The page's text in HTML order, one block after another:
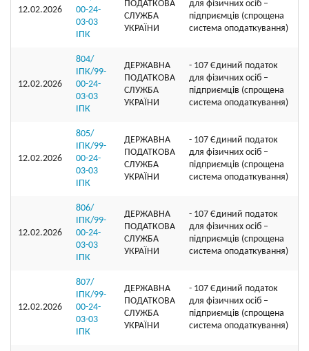
12.02.2026
00-24-
03-03
ІПК
ПОДАТКОВА
СЛУЖБА
УКРАЇНИ
для фізичних осіб –
підприємців (спрощена
система оподаткування)
12.02.2026
804/
ІПК/99-
00-24-
03-03
ІПК
ДЕРЖАВНА
ПОДАТКОВА
СЛУЖБА
УКРАЇНИ
- 107 Єдиний податок
для фізичних осіб –
підприємців (спрощена
система оподаткування)
12.02.2026
805/
ІПК/99-
00-24-
03-03
ІПК
ДЕРЖАВНА
ПОДАТКОВА
СЛУЖБА
УКРАЇНИ
- 107 Єдиний податок
для фізичних осіб –
підприємців (спрощена
система оподаткування)
12.02.2026
806/
ІПК/99-
00-24-
03-03
ІПК
ДЕРЖАВНА
ПОДАТКОВА
СЛУЖБА
УКРАЇНИ
- 107 Єдиний податок
для фізичних осіб –
підприємців (спрощена
система оподаткування)
12.02.2026
807/
ІПК/99-
00-24-
03-03
ІПК
ДЕРЖАВНА
ПОДАТКОВА
СЛУЖБА
УКРАЇНИ
- 107 Єдиний податок
для фізичних осіб –
підприємців (спрощена
система оподаткування)